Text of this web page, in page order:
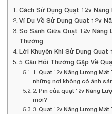
Cách Sử Dụng Quạt 12v
Ví Dụ Về Sử Dụng Quạt 12v
So Sánh Giữa Quạt 12v
Thường
Lời Khuyên Khi Sử Dụng
5 Câu Hỏi Thường Gặp Về
1. Quạt 12v Năng Lượng
những nơi không có ánh
2. Pin của quạt 12v Năng
mới?
3. Quạt 12v Năng Lượng